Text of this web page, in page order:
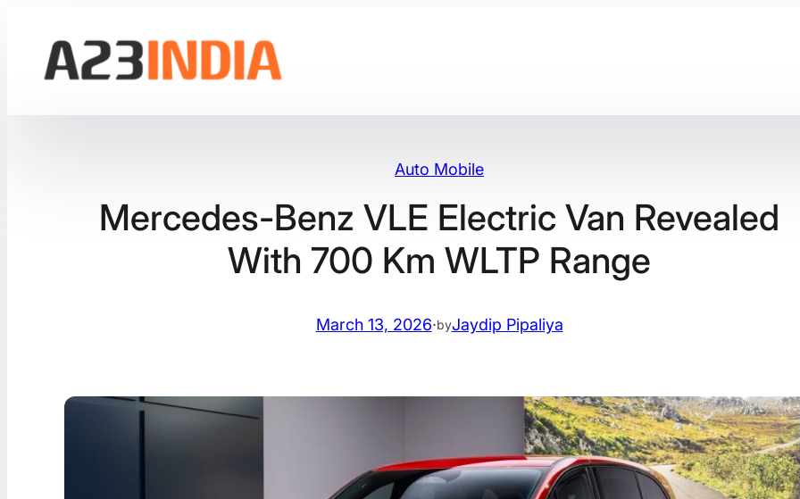
content
Auto Mobile
Mercedes-Benz VLE Electric Van Revealed
With 700 Km WLTP Range
March 13, 2026·byJaydip Pipaliya